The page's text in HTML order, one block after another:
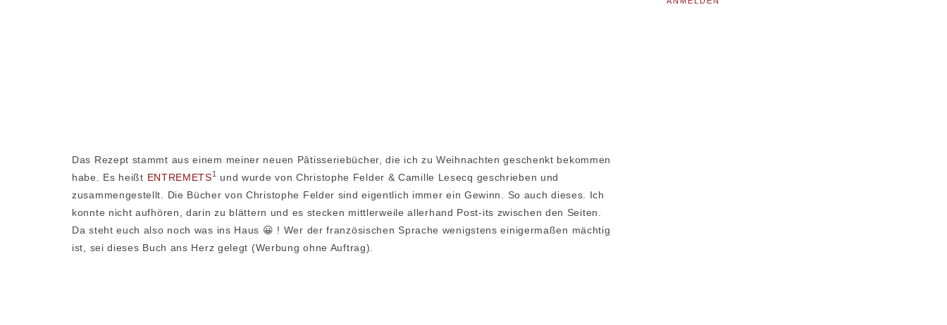
Das Rezept stammt aus einem meiner neuen Pâtisseriebücher, die ich zu Weihnachten geschenkt bekommen
habe. Es heißt ENTREMETS1
und wurde von Christophe Felder & Camille Lesecq geschrieben und
zusammengestellt. Die Bücher von Christophe Felder sind eigentlich immer ein Gewinn. So auch dieses. Ich
konnte nicht aufhören, darin zu blättern und es stecken mittlerweile allerhand Post-its zwischen den Seiten.
Da steht euch also noch was ins Haus 😀 ! Wer der französischen Sprache wenigstens einigermaßen mächtig
ist, sei dieses Buch ans Herz gelegt (Werbung ohne Auftrag).